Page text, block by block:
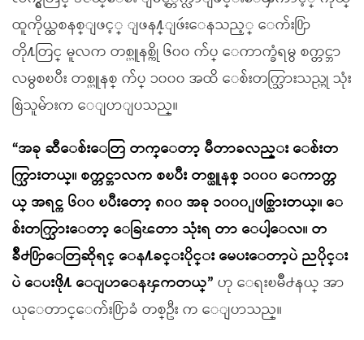
ထူကိုယ္ထစနစ္ျဖင့္ ျဖန႔္ျဖဴးေနသည့္ ေက်း႐ြာ
တို႔တြင္ မူလက တစ္ယူနစ္ကို ၆၀၀ က်ပ္ ေကာက္ခံရမွ စက္တင္ဘာ
လမွစၿပီး တစ္ယူနစ္ က်ပ္ ၁၀၀၀ အထိ ေစ်းတက္သြားသည္ဟု သုံး
စြဲသူမ်ားက ေျပာျပသည္။
“အခု ဆီေစ်းေတြ တက္ေတာ့ မီတာခလည္း ေစ်းတ
က္သြားတယ္။ စက္တင္ဘာလက စၿပီး တစ္ယူနစ္ ၁၀၀၀ ေကာက္တ
ယ္ အရင္က ၆၀၀ ၿပီးေတာ့ ၈၀၀ အခု ၁၀၀၀ ျဖစ္သြားတယ္။ ေ
စ်းတက္သြားေတာ့ ေခြၽတာ သုံးရ တာ ေပါ့ေလ။ တ
ခ်ိဳ႕႐ြာေတြဆိုရင္ ေန႔ခင္းပိုင္း မေပးေတာ့ပဲ ညပိုင္း
ပဲ ေပးဖို႔ ေျပာေနၾကတယ္” ဟု ေရးၿမိဳ႕နယ္ အာ
ယုေတာင္ေက်း႐ြာခံ တစ္ဦး က ေျပာသည္။